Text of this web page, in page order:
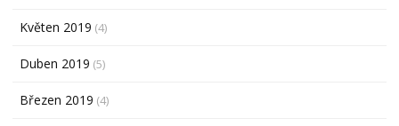
Květen 2019 (4)
Duben 2019 (5)
Březen 2019 (4)